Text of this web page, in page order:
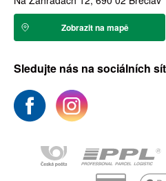
Zobrazit na mapě
Sledujte nás na sociálních